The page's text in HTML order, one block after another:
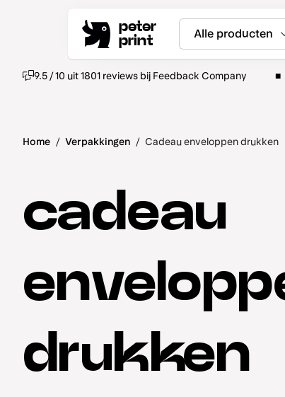
peter
print
Alle producten
9.5 / 10 uit 1801 reviews bij Feedback Company
Home / Verpakkingen / Cadeau enveloppen drukken
cadeau
drukken